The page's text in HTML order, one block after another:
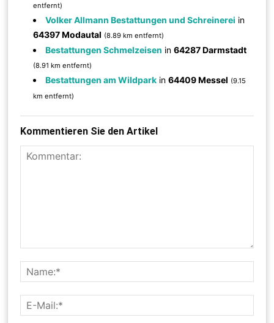
entfernt)
Volker Allmann Bestattungen und Schreinerei in
64397 Modautal (8.89 km entfernt)
Bestattungen Schmelzeisen in64287 Darmstadt
(8.91 km entfernt)
Bestattungen am Wildpark in64409 Messel (9.15
km entfernt)
Kommentieren Sie den Artikel